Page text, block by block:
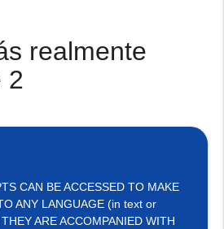
realmente
2
CAN BE ACCESSED TO MAKE
ANY LANGUAGE (in text or
ARE ACCOMPANIED WITH